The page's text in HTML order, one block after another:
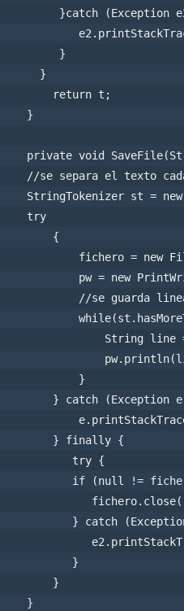
}catch (Exception
         }
      }
        return t;
    }
private void
//se separa el texto
StringTokenizer st =
    try
        {
fichero = new
pw
//se guarda
String line
            }
} catch (Exception
        } finally {
           try {
if (null !=
} catch
           }
        }
    }